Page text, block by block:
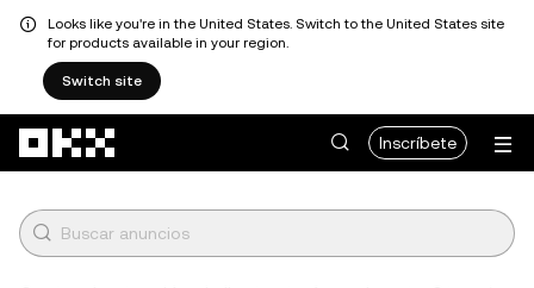
Looks like you're in the United States. Switch to the United States site
for products available in your region.
Switch site
Inscríbete